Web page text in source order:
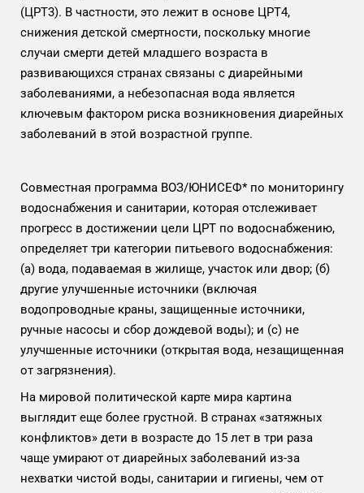
(ЦРТ3). В частности, это лежит в основе ЦРТ4,
снижения детской смертности, поскольку многие
случаи смерти детей младшего возраста в
развивающихся странах связаны с диарейными
заболеваниями, а небезопасная вода является
ключевым фактором риска возникновения диарейных
заболеваний в этой возрастной группе.
Совместная программа ВОЗ/ЮНИСЕФ* по мониторингу
водоснабжения и санитарии, которая отслеживает
прогресс в достижении цели ЦРТ по водоснабжению,
определяет три категории питьевого водоснабжения:
(а) вода, подаваемая в жилище, участок или двор; (б)
другие улучшенные источники (включая
водопроводные краны, защищенные источники,
ручные насосы и сбор дождевой воды); и (c) не
улучшенные источники (открытая вода, незащищенная
от загрязнения).
На мировой политической карте мира картина
выглядит еще более грустной. В странах «затяжных
конфликтов» дети в возрасте до 15 лет в три раза
чаще умирают от диарейных заболеваний из-за
нехватки чистой воды, санитарии и гигиены, чем от